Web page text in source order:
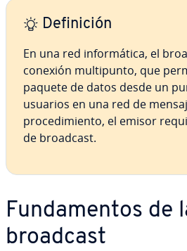
De­fi­ni­ción
En una red in­fo­r­má­ti­ca, el
conexión mu­l­ti­pu­n­to, que
paquete de datos desde un
usuarios en una red de
pro­ce­di­mie­n­to, el emisor
de broadcast.
Fu­n­da­me­n­tos de
broadcast